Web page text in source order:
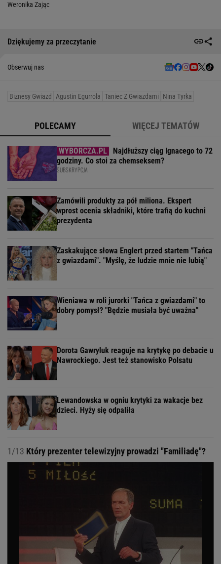
Weronika Zając
Dziękujemy za przeczytanie
Obserwuj nas
Biznesy Gwiazd Agustin Egurrola Taniec Z Gwiazdami Nina Tyrka
POLECAMY WIĘCEJ TEMATÓW
Najdłuższy ciąg Ignacego to 72
godziny. Co stoi za chemseksem?
SUBSKRYPCJA
Zamówili produkty za pół miliona. Ekspert
wprost ocenia składniki, które trafią do kuchni
prezydenta
Zaskakujące słowa Englert przed startem "Tańca
z gwiazdami". "Myślę, że ludzie mnie nie lubią"
Wieniawa w roli jurorki "Tańca z gwiazdami" to
dobry pomysł? "Będzie musiała być uważna"
Dorota Gawryluk reaguje na krytykę po debacie u
Nawrockiego. Jest też stanowisko Polsatu
Lewandowska w ogniu krytyki za wakacje bez
dzieci. Hyży się odpaliła
1/13 Który prezenter telewizyjny prowadzi "Familiadę"?